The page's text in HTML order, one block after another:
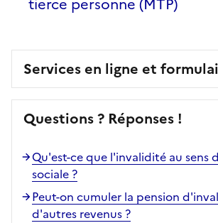
Services en ligne et
Questions ? Réponses !
Qu'est-ce que l'invalidité au sens
sociale ?
Peut-on cumuler la pension
d'autres revenus ?